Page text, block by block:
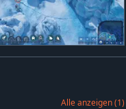
Alle anzeigen (1)